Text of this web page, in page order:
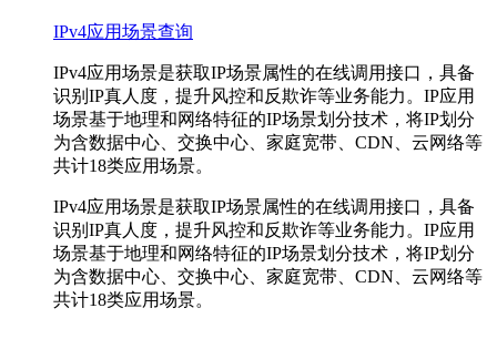
IPv4应用场景查询
IPv4应用场景是获取IP场景属性的在线调用接口，具备
识别IP真人度，提升风控和反欺诈等业务能力。IP应用
场景基于地理和网络特征的IP场景划分技术，将IP划分
为含数据中心、交换中心、家庭宽带、CDN、云网络等
共计18类应用场景。
IPv4应用场景是获取IP场景属性的在线调用接口，具备
识别IP真人度，提升风控和反欺诈等业务能力。IP应用
场景基于地理和网络特征的IP场景划分技术，将IP划分
为含数据中心、交换中心、家庭宽带、CDN、云网络等
共计18类应用场景。